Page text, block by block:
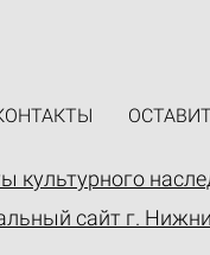
культурного
сайт г.